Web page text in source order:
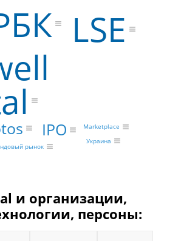
LSE
IPO Marketplace
Украина
рынок
и организации,
персоны: